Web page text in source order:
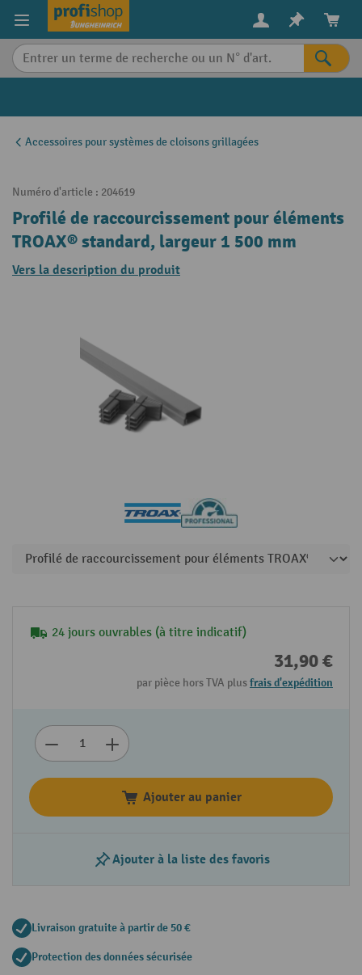
content
Accessoires pour systèmes de cloisons grillagées
Numéro d'article : 204619
Profilé de raccourcissement pour éléments
TROAX® standard, largeur 1 500 mm
Vers la description du produit
24 jours ouvrables (à titre indicatif)
31,90 €
par pièce hors TVA plusfrais d'expédition
Ajouter au panier
Ajouter à la liste des favoris
Livraison gratuite à partir de 50 €
Protection des données sécurisée